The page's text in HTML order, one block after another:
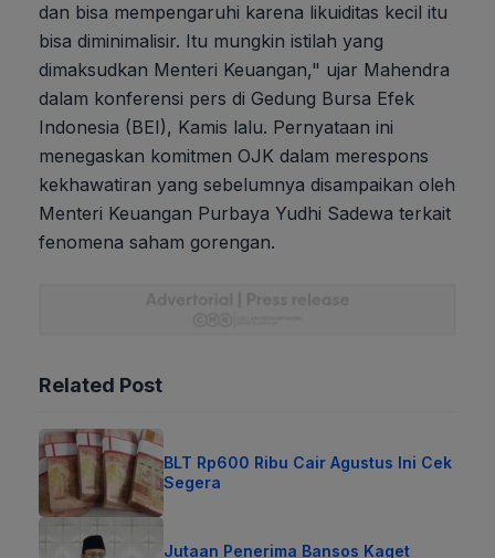
dan bisa mempengaruhi karena likuiditas kecil itu
bisa diminimalisir. Itu mungkin istilah yang
dimaksudkan Menteri Keuangan," ujar Mahendra
dalam konferensi pers di Gedung Bursa Efek
Indonesia (BEI), Kamis lalu. Pernyataan ini
menegaskan komitmen OJK dalam merespons
kekhawatiran yang sebelumnya disampaikan oleh
Menteri Keuangan Purbaya Yudhi Sadewa terkait
fenomena saham gorengan.
Related Post
BLT Rp600 Ribu Cair Agustus Ini Cek
Segera
Jutaan Penerima Bansos Kaget